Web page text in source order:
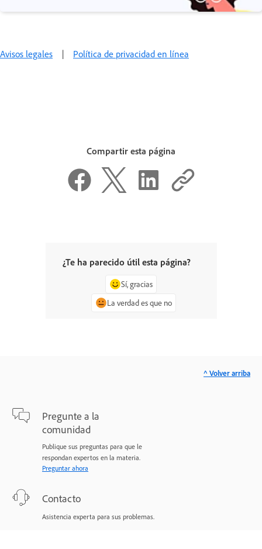
Avisos legales | Política de privacidad en línea
Compartir esta página
¿Te ha parecido útil esta página?
Sí, gracias
La verdad es que no
Pregunte a la
comunidad
Publique sus preguntas para que le
respondan expertos en la materia.
Preguntar ahora
Contacto
Asistencia experta para sus problemas.
^ Volver arriba